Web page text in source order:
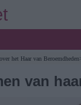
het Haar van Beroemdheden
van